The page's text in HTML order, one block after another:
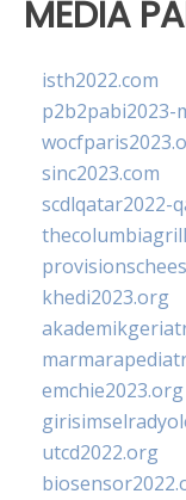
MEDIA
isth2022.com
p2b2pabi2023-
sinc2023.com
scdlqatar2022-
khedi2023.org
emchie2023.org
utcd2022.org